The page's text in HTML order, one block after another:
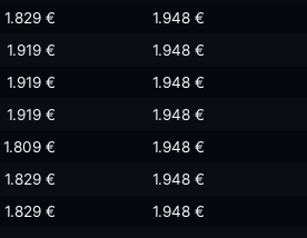
1.829 € 1.948 €
1.919 € 1.948 €
1.919 € 1.948 €
1.919 € 1.948 €
1.809 € 1.948 €
1.829 € 1.948 €
1.829 € 1.948 €